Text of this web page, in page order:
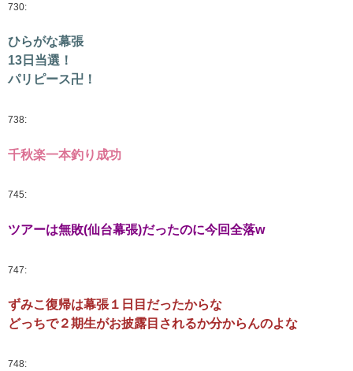
730:
ひらがな幕張
13日当選！
パリピース卍！
738:
千秋楽一本釣り成功
745:
ツアーは無敗(仙台幕張)だったのに今回全落w
747:
ずみこ復帰は幕張１日目だったからな
どっちで２期生がお披露目されるか分からんのよな
748: